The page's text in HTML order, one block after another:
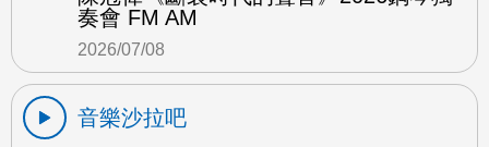
奏會 FM AM
2026/07/08
音樂沙拉吧